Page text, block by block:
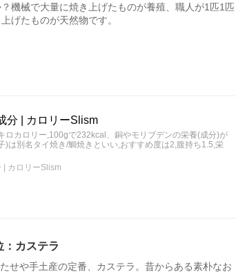
機械で大量に焼き上げたものが養殖、職人が1匹1匹
げたものが天然物です。
分 | カロリーSlism
ロカロリー,100gで232kcal、銅やモリブデンの栄養(成分)が
)は別名タイ焼き/鯛焼きといい,おすすめ度は2,腹持ち1.5,栄
| カロリーSlism
：カステラ
せや手土産の定番、カステラ。昔からある素朴なお